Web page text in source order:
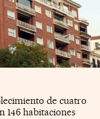
de cuatro
146 habitaciones